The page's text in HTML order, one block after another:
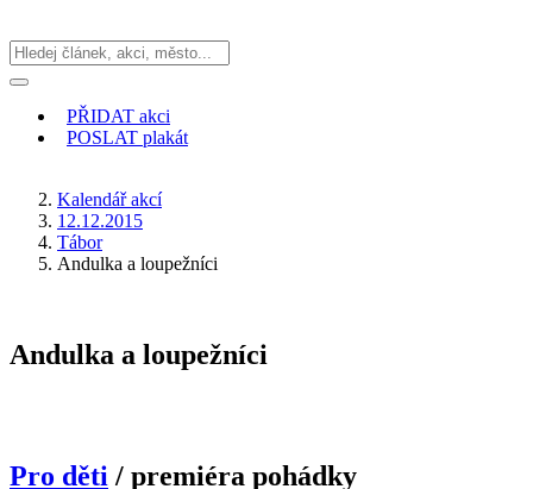
PŘIDAT akci
POSLAT plakát
Kalendář akcí
12.12.2015
Tábor
Andulka a loupežníci
Andulka a loupežníci
Pro děti / premiéra pohádky